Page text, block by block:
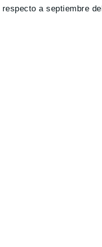
respecto a septiembre